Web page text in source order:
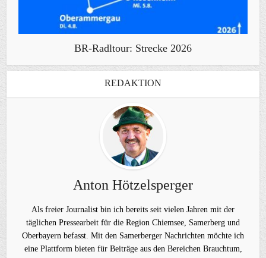
BR-Radltour: Strecke 2026
REDAKTION
Anton Hötzelsperger
Als freier Journalist bin ich bereits seit vielen Jahren mit der
täglichen Pressearbeit für die Region Chiemsee, Samerberg und
Oberbayern befasst. Mit den Samerberger Nachrichten möchte ich
eine Plattform bieten für Beiträge aus den Bereichen Brauchtum,